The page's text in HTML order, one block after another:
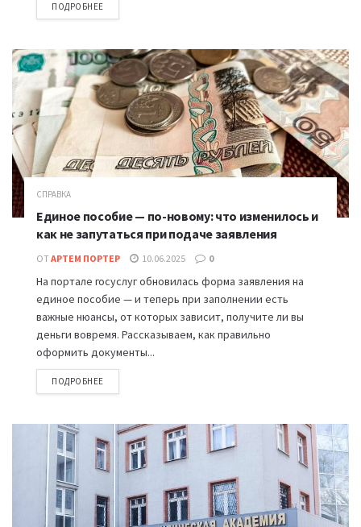
ПОДРОБНЕЕ
СПРАВКА
Единое пособие — по-новому: что изменилось и
как не запутаться при подаче заявления
ОТ АРТЕМ ПОРТЕР 10.06.2025 0
На портале госуслуг обновилась форма заявления на
единое пособие — и теперь при заполнении есть
важные нюансы, от которых зависит, получите ли вы
деньги вовремя. Рассказываем, как правильно
оформить документы...
ПОДРОБНЕЕ